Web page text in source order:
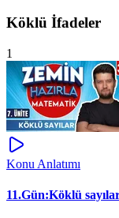
Köklü İfadeler
1
Konu Anlatımı
11.Gün:Köklü